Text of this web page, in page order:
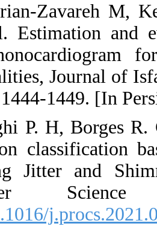
13.
M, et al.
from
14.
fibrillation
[